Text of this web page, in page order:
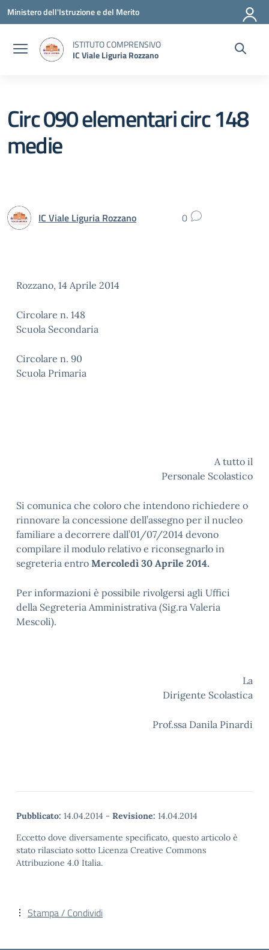
Vai ai contenuti
Vai al menu di navigazione
Vai al footer
Ministero dell'Istruzione e del Merito
ISTITUTO COMPRENSIVO
IC Viale Liguria Rozzano
Circ 090 elementari circ 148
medie
IC Viale Liguria Rozzano 0
Rozzano, 14 Aprile 2014
Circolare n. 148
Scuola Secondaria
Circolare n. 90
Scuola Primaria
A tutto il
Personale Scolastico
Si comunica che coloro che intendono richiedere o
rinnovare la concessione dell’assegno per il nucleo
familiare a decorrere dall’01/07/2014 devono
compilare il modulo relativo e riconsegnarlo in
segreteria entro Mercoledì 30 Aprile 2014.
Per informazioni è possibile rivolgersi agli Uffici
della Segreteria Amministrativa (Sig.ra Valeria
Mescoli).
La
Dirigente Scolastica
Prof.ssa Danila Pinardi
Pubblicato: 14.04.2014 - Revisione: 14.04.2014
Eccetto dove diversamente specificato, questo articolo è
stato rilasciato sotto Licenza Creative Commons
Attribuzione 4.0 Italia.
Stampa / Condividi